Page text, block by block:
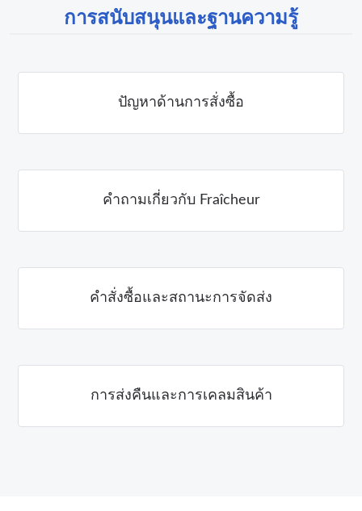
การสนับสนุนและฐานความรู้
ปัญหาด้านการสั่งซื้อ
คำถามเกี่ยวกับ Fraîcheur
คำสั่งซื้อและสถานะการจัดส่ง
การส่งคืนและการเคลมสินค้า